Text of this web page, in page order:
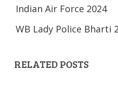
Indian Air Force 2024
WB Lady Police Bharti
RELATED POSTS